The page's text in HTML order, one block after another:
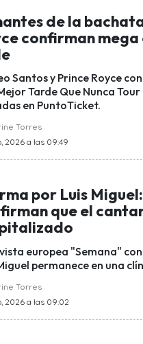
de la
confirman
Santos y Prince Royce
Tarde Que Nunca
en PuntoTicket.
Torres
2026 a las 09:49
por Luis
que el
europea "Semana"
permanece en una
Torres
2026 a las 09:02